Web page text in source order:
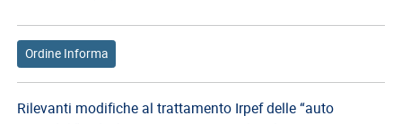
Referenti
ISCRITTI
I
Consulenti
Ordine Informa
Rilevanti modifiche al trattamento Irpef delle “auto